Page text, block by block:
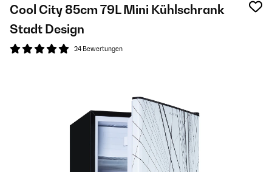
Cool City 85cm 79L Mini Kühlschrank​
Stadt Design
24 Bewertungen